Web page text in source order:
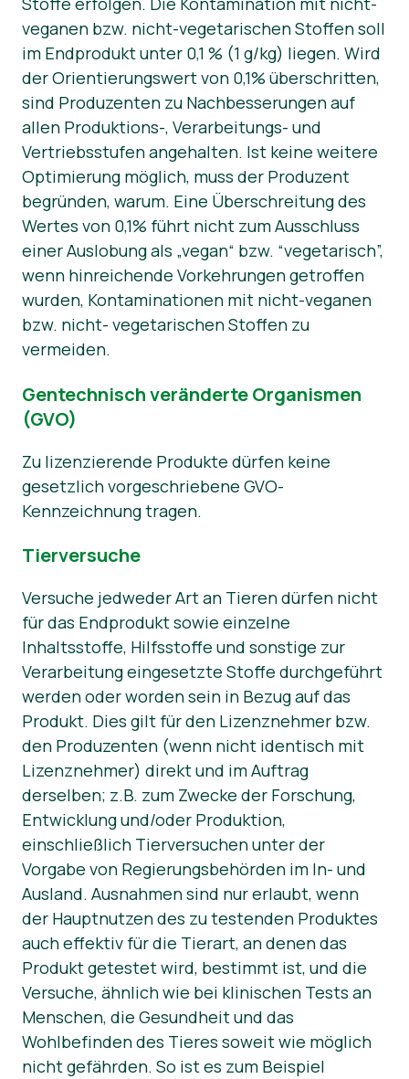
veganen bzw. nicht-vegetarischen Stoffen soll
im Endprodukt unter 0,1 % (1 g/kg) liegen. Wird
der Orientierungswert von 0,1% überschritten,
sind Produzenten zu Nachbesserungen auf
allen Produktions-, Verarbeitungs- und
Vertriebsstufen angehalten. Ist keine weitere
Optimierung möglich, muss der Produzent
begründen, warum. Eine Überschreitung des
Wertes von 0,1% führt nicht zum Ausschluss
einer Auslobung als „vegan“ bzw. “vegetarisch”,
wenn hinreichende Vorkehrungen getroffen
wurden, Kontaminationen mit nicht-veganen
bzw. nicht- vegetarischen Stoffen zu
vermeiden.
Gentechnisch veränderte Organismen
(GVO)
Zu lizenzierende Produkte dürfen keine
gesetzlich vorgeschriebene GVO-
Kennzeichnung tragen.
Tierversuche
Versuche jedweder Art an Tieren dürfen nicht
für das Endprodukt sowie einzelne
Inhaltsstoffe, Hilfsstoffe und sonstige zur
Verarbeitung eingesetzte Stoffe durchgeführt
werden oder worden sein in Bezug auf das
Produkt. Dies gilt für den Lizenznehmer bzw.
den Produzenten (wenn nicht identisch mit
Lizenznehmer) direkt und im Auftrag
derselben; z.B. zum Zwecke der Forschung,
Entwicklung und/oder Produktion,
einschließlich Tierversuchen unter der
Vorgabe von Regierungsbehörden im In- und
Ausland. Ausnahmen sind nur erlaubt, wenn
der Hauptnutzen des zu testenden Produktes
auch effektiv für die Tierart, an denen das
Produkt getestet wird, bestimmt ist, und die
Versuche, ähnlich wie bei klinischen Tests an
Menschen, die Gesundheit und das
Wohlbefinden des Tieres soweit wie möglich
nicht gefährden. So ist es zum Beispiel